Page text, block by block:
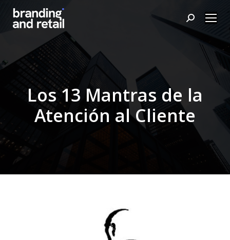
Buscar:
Los 13 Mantras de la
Atención al Cliente